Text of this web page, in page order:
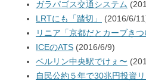
ガラパゴス交通システム
LRTにも「踏切」
(2016/6/
リニア「京都だとカーブきつ
ICEのATS (2016/6/9)
ベルリン中央駅でけぇ〜
自民公約５年で30兆円投資